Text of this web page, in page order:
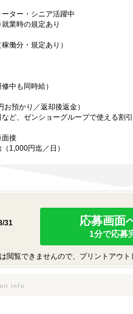
ター・シニア活躍中
業時の規定あり
働分・規定あり）
中も同時給）
預かり／返却後返金）
ど、ゼンショーグループで使える割
面接
1,000円迄／日）
31
応募画面
1分で応募
閲覧できませんので、プリントアウト